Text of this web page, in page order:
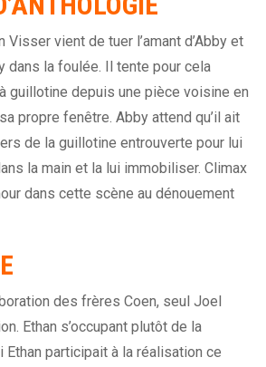
Visser vient de tuer l’amant d’Abby et
dans la foulée. Il tente pour cela
guillotine depuis une pièce voisine en
propre fenêtre. Abby attend qu’il ait
de la guillotine entrouverte pour lui
la main et la lui immobiliser. Climax
dans cette scène au dénouement
des frères Coen, seul Joel
Ethan s’occupant plutôt de la
participait à la réalisation ce